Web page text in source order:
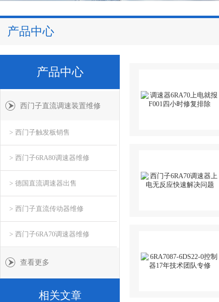
产品中心
产品中心
西门子直流调速装置维修
> 西门子触发板销售
> 西门子6RA80调速器维修
> 德国直流调速器出售
> 西门子直流传动器维修
> 西门子6RA70调速器维修
查看更多
相关文章